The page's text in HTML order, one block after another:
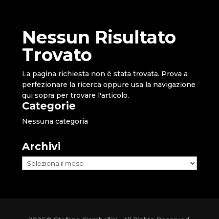
Nessun Risultato
Trovato
La pagina richiesta non è stata trovata. Prova a
perfezionare la ricerca oppure usa la navigazione
qui sopra per trovare l'articolo.
Categorie
Nessuna categoria
Archivi
Archivi